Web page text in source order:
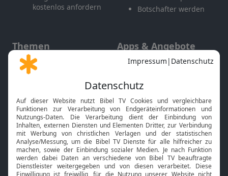
kostenlos anfordern
Botschafter werden
Themen
Gott und Bibel erklärt
Neuigkeiten
Apps & Angebote
Mobile App
Smart TV
HbbTV
Bibelthek Online-Bibel
Nächster Gottesdienst